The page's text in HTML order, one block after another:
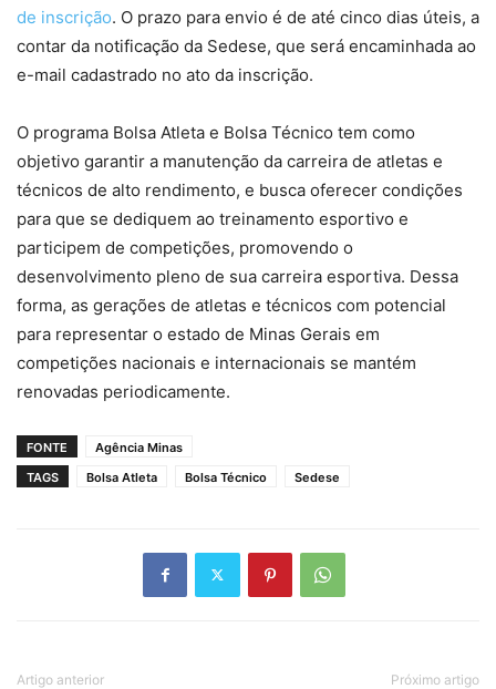
de inscrição. O prazo para envio é de até cinco dias úteis, a
contar da notificação da Sedese, que será encaminhada ao
e-mail cadastrado no ato da inscrição.
O programa Bolsa Atleta e Bolsa Técnico tem como
objetivo garantir a manutenção da carreira de atletas e
técnicos de alto rendimento, e busca oferecer condições
para que se dediquem ao treinamento esportivo e
participem de competições, promovendo o
desenvolvimento pleno de sua carreira esportiva. Dessa
forma, as gerações de atletas e técnicos com potencial
para representar o estado de Minas Gerais em
competições nacionais e internacionais se mantém
renovadas periodicamente.
FONTE
Agência Minas
TAGS
Bolsa Atleta Bolsa Técnico Sedese
Artigo anterior Próximo artigo